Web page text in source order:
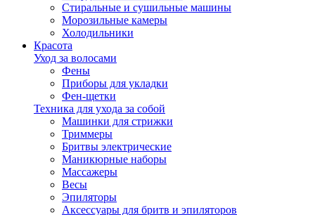
Стиральные и сушильные машины
Морозильные камеры
Холодильники
Красота
Уход за волосами
Фены
Приборы для укладки
Фен-щетки
Техника для ухода за собой
Машинки для стрижки
Триммеры
Бритвы электрические
Маникюрные наборы
Массажеры
Весы
Эпиляторы
Аксессуары для бритв и эпиляторов